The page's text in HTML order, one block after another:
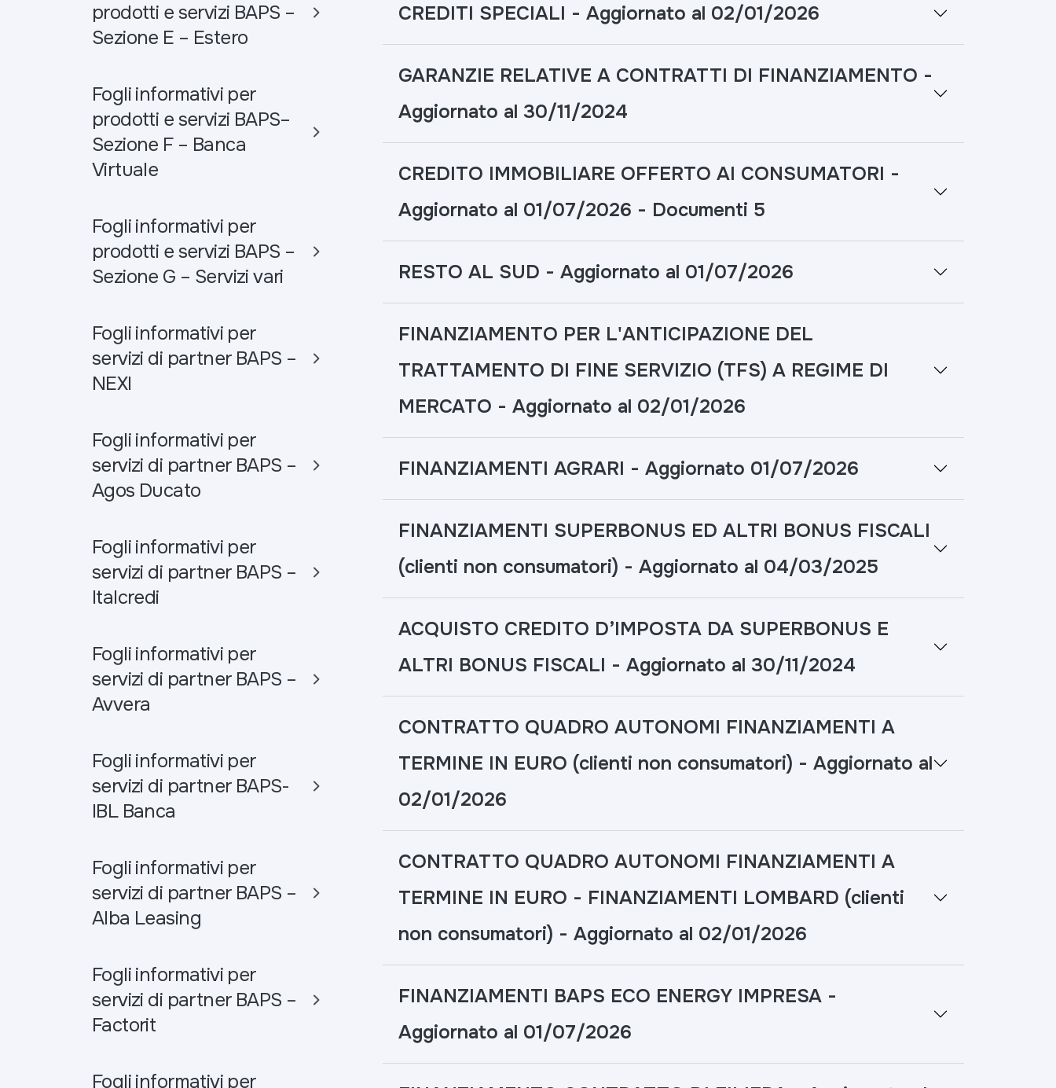
prodotti e servizi BAPS –
Sezione E – Estero
Fogli informativi per
prodotti e servizi BAPS–
Sezione F – Banca
Virtuale
Fogli informativi per
prodotti e servizi BAPS –
Sezione G – Servizi vari
Fogli informativi per
servizi di partner BAPS –
NEXI
Fogli informativi per
servizi di partner BAPS –
Agos Ducato
Fogli informativi per
servizi di partner BAPS –
Italcredi
Fogli informativi per
servizi di partner BAPS –
Avvera
Fogli informativi per
servizi di partner BAPS-
IBL Banca
Fogli informativi per
servizi di partner BAPS –
Alba Leasing
Fogli informativi per
servizi di partner BAPS –
Factorit
Fogli informativi per
CREDITI SPECIALI - Aggiornato al 02/01/2026
GARANZIE RELATIVE A CONTRATTI DI FINANZIAMENTO -
Aggiornato al 30/11/2024
CREDITO IMMOBILIARE OFFERTO AI CONSUMATORI -
Aggiornato al 01/07/2026 - Documenti 5
RESTO AL SUD - Aggiornato al 01/07/2026
FINANZIAMENTO PER L'ANTICIPAZIONE DEL
TRATTAMENTO DI FINE SERVIZIO (TFS) A REGIME DI
MERCATO - Aggiornato al 02/01/2026
FINANZIAMENTI AGRARI - Aggiornato 01/07/2026
FINANZIAMENTI SUPERBONUS ED ALTRI BONUS FISCALI
(clienti non consumatori) - Aggiornato al 04/03/2025
ACQUISTO CREDITO D’IMPOSTA DA SUPERBONUS E
ALTRI BONUS FISCALI - Aggiornato al 30/11/2024
CONTRATTO QUADRO AUTONOMI FINANZIAMENTI A
TERMINE IN EURO (clienti non consumatori) - Aggiornato al
02/01/2026
CONTRATTO QUADRO AUTONOMI FINANZIAMENTI A
TERMINE IN EURO - FINANZIAMENTI LOMBARD (clienti
non consumatori) - Aggiornato al 02/01/2026
FINANZIAMENTI BAPS ECO ENERGY IMPRESA -
Aggiornato al 01/07/2026